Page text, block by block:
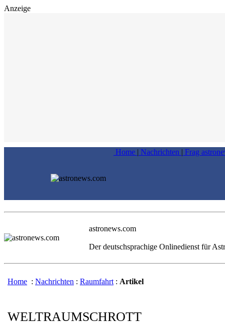
Anzeige
Home | Nachrichten | Frag
astronews.com
Der deutschsprachige Onlinedienst für
Home : Nachrichten : Raumfahrt : Artikel
WELTRAUMSCHROTT